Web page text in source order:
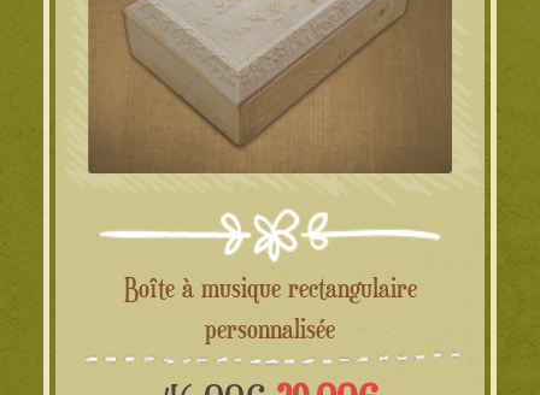
Boîte à musique rectangulaire
personnalisée